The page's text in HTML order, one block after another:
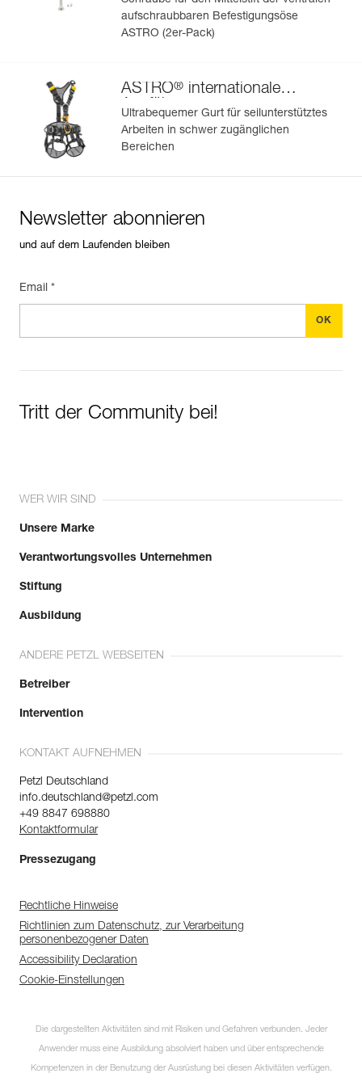
aufschraubbaren Befestigungsöse
ASTRO (2er-Pack)
ASTRO® internationale
Ausführung
Ultrabequemer Gurt für seilunterstütztes
Arbeiten in schwer zugänglichen
Bereichen
Newsletter abonnieren
und auf dem Laufenden bleiben
Email *
Tritt der Community bei!
WER WIR SIND
Unsere Marke
Verantwortungsvolles Unternehmen
Stiftung
Ausbildung
ANDERE PETZL WEBSEITEN
Betreiber
Intervention
KONTAKT AUFNEHMEN
Petzl Deutschland
info.deutschland@petzl.com
+49 8847 698880
Kontaktformular
Pressezugang
Rechtliche Hinweise
Richtlinien zum Datenschutz, zur Verarbeitung
personenbezogener Daten
Accessibility Declaration
Cookie-Einstellungen
Die dargestellten Aktivitäten sind mit Risiken und Gefahren verbunden. Jeder
Anwender muss eine Ausbildung absolviert haben und über entsprechende
Kompetenzen in der Benutzung der Ausrüstung bei diesen Aktivitäten verfügen.